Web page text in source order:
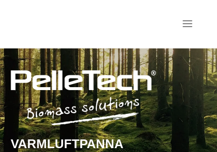
VARMLUFTPANNA